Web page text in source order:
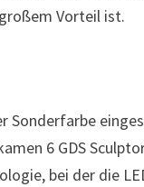
Vorteil ist.
Sonderfarbe
6 GDS
bei der die